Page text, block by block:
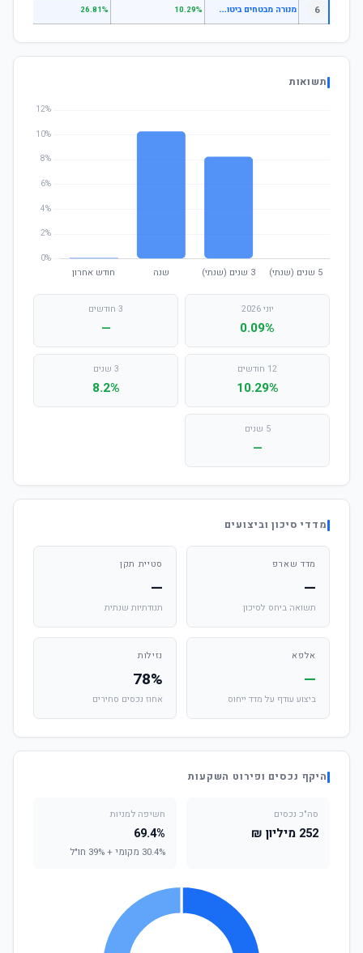
6 מ
נורה מבטחים ביטוח בע"מ בסיסי למקבלי קצבה (2) (משת) 10.29%
26.81%
תשואות
יוני 2026
0.09%
3 חודשים
—
12 חודשים
10.29%
3 שנים
8.2%
5 שנים
—
מדדי סיכון וביצועים
מדד שארפ
—
תשואה ביחס לסיכון
סטיית תקן
—
תנודתיות שנתית
אלפא
—
ביצוע עודף על מדד ייחוס
נזילות
78%
אחוז נכסים סחירים
היקף נכסים ופירוט השקעות
סה"כ נכסים
252 מיליון ₪
חשיפה למניות
69.4%
30.4% מקומי + 39% חו"ל